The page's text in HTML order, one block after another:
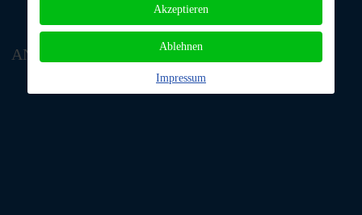
ANFAHRT
Akzeptieren
Ablehnen
Impressum